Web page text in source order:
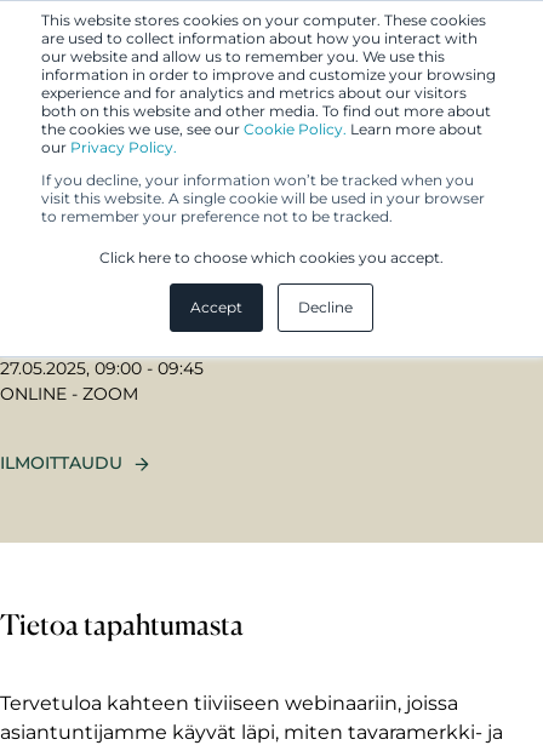
This website stores cookies on your computer. These cookies
are used to collect information about how you interact with
our website and allow us to remember you. We use this
information in order to improve and customize your browsing
experience and for analytics and metrics about our visitors
both on this website and other media. To find out more about
the cookies we use, see our Cookie Policy. Learn more about
our Privacy Policy.
If you decline, your information won’t be tracked when you
visit this website. A single cookie will be used in your browser
to remember your preference not to be tracked.
Click here to choose which cookies you accept.
Accept Decline
Webinaarisarja | Valvo ja
puolusta brändisi oikeuksia
27.05.2025, 09:00 - 09:45
ONLINE - ZOOM
ILMOITTAUDU
Tietoa tapahtumasta
Tervetuloa kahteen tiiviiseen webinaariin, joissa
asiantuntijamme käyvät läpi, miten tavaramerkki- ja